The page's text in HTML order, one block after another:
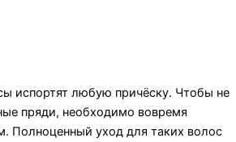
испортят любую причёску. Чтобы не
пряди, необходимо вовремя
Полноценный уход для таких волос